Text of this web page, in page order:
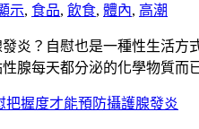
示, 食品, 飲食, 體內, 高潮
炎？自慰也是一種性生活
腺每天都分泌的化學物質而
把握度才能預防攝護腺發炎